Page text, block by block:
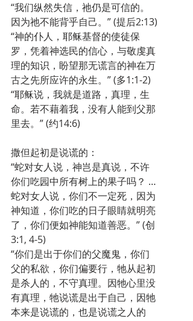
“我们纵然失信，祂仍是可信的。
因为祂不能背乎自己。” (提后2:13)
“神的仆人，耶稣基督的使徒保
罗，凭着神选民的信心，与敬虔真
理的知识，盼望那无谎言的神在万
古之先所应许的永生。” (多1:1-2)
“耶稣说，我就是道路，真理，生
命。若不藉着我，没有人能到父那
里去。” (约14:6)
撒但起初是说谎的：
“蛇对女人说，神岂是真说，不许
你们吃园中所有树上的果子吗？ …
蛇对女人说，你们不一定死，因为
神知道，你们吃的日子眼睛就明亮
了，你们便如神能知道善恶。” (创
3:1, 4-5)
“你们是出于你们的父魔鬼，你们
父的私欲，你们偏要行，牠从起初
是杀人的，不守真理。因牠心里没
有真理，牠说谎是出于自己，因牠
本来是说谎的，也是说谎之人的